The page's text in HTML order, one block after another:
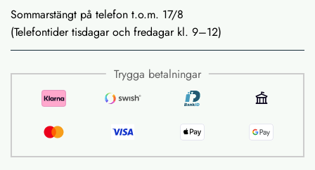
Sommarstängt på telefon t.o.m. 17/8
(Telefontider tisdagar och fredagar kl. 9–12)
Trygga betalningar